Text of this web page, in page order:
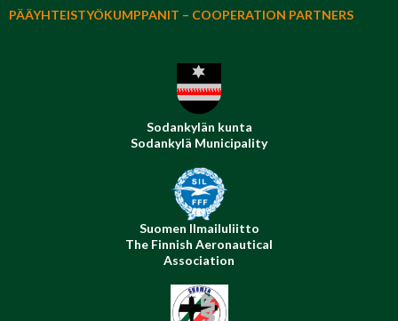
PÄÄYHTEISTYÖKUMPPANIT – COOPERATION PARTNERS
Sodankylän kunta
Sodankylä Municipality
Suomen Ilmailuliitto
The Finnish Aeronautical
Association